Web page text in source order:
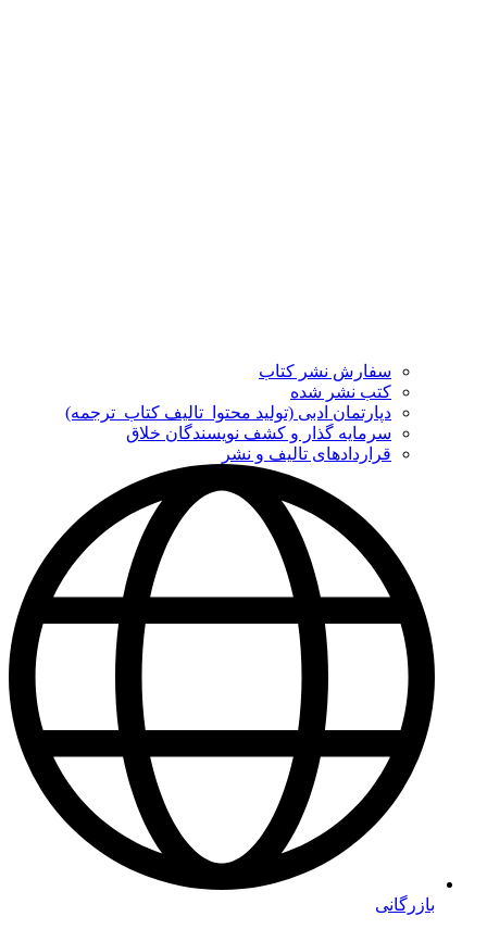
سفارش نشر کتاب
کتب نشر شده
دپارتمان ادبی (تولید محتوا_تالیف کتاب_ترجمه)
سرمایه گذار و کشف نویسندگان خلاق
قراردادهای تالیف و نشر
بازرگانی